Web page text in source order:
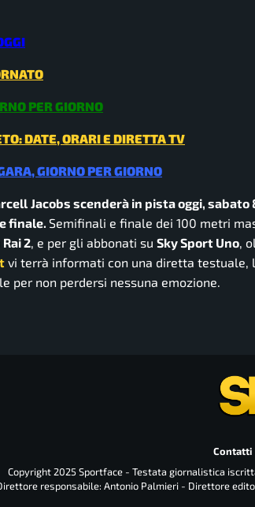
PER GIORNO
DATE, ORARI E DIRETTA TV
GIORNO PER GIORNO
Jacobs scenderà in pista oggi, sabato
finale. Semifinali e finale dei 100 metri
Rai 2 , e per gli abbonati su Sky Sport Uno ,
vi terrà informati con una diretta
per non perdersi nessuna emozione.
Contatti
Copyright 2025 Sportface - Testata giornalistica
responsabile: Antonio Palmieri - Direttore